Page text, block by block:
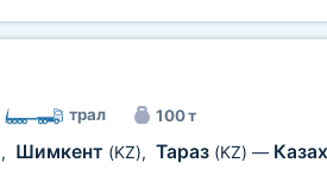
трал 100 т
, Шимкент (KZ), Тараз (KZ) —